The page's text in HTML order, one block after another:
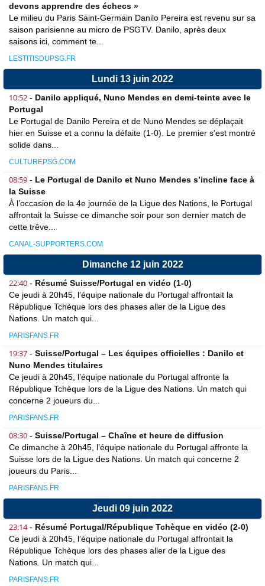
devons apprendre des échecs »
Le milieu du Paris Saint-Germain Danilo Pereira est revenu sur sa
saison parisienne au micro de PSGTV. Danilo, après deux
saisons ici, comment te...
LESTITISDUPSG.FR
Lundi 13 juin 2022
10:52 - Danilo appliqué, Nuno Mendes en demi-teinte avec le
Portugal
Le Portugal de Danilo Pereira et de Nuno Mendes se déplaçait
hier en Suisse et a connu la défaite (1-0). Le premier s’est montré
solide dans...
CULTUREPSG.COM
08:59 - Le Portugal de Danilo et Nuno Mendes s’incline face à
la Suisse
À l’occasion de la 4e journée de la Ligue des Nations, le Portugal
affrontait la Suisse ce dimanche soir pour son dernier match de
cette trêve...
CANAL-SUPPORTERS.COM
Dimanche 12 juin 2022
22:40 - Résumé Suisse/Portugal en vidéo (1-0)
Ce jeudi à 20h45, l’équipe nationale du Portugal affrontait la
République Tchèque lors des phases aller de la Ligue des
Nations. Un match qui...
PARISFANS.FR
19:37 - Suisse/Portugal – Les équipes officielles : Danilo et
Nuno Mendes titulaires
Ce jeudi à 20h45, l’équipe nationale du Portugal affronte la
République Tchèque lors de la Ligue des Nations. Un match qui
concerne 2 joueurs du...
PARISFANS.FR
08:30 - Suisse/Portugal – Chaîne et heure de diffusion
Ce dimanche à 20h45, l’équipe nationale du Portugal affronte la
Suisse lors de la Ligue des Nations. Un match qui concerne 2
joueurs du Paris...
PARISFANS.FR
Jeudi 09 juin 2022
23:14- Résumé Portugal/République Tchèque en vidéo (2-0)
Ce jeudi à 20h45, l’équipe nationale du Portugal affrontait la
République Tchèque lors des phases aller de la Ligue des
Nations. Un match qui...
PARISFANS.FR